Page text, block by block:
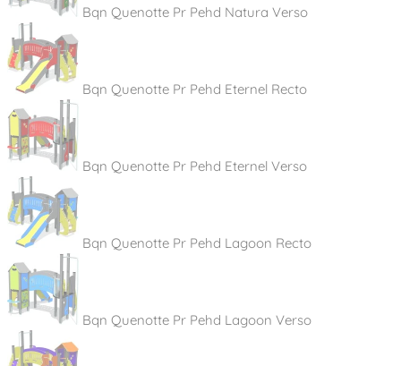
Bqn Quenotte Pr Pehd Natura Verso
Bqn Quenotte Pr Pehd Eternel Recto
Bqn Quenotte Pr Pehd Eternel Verso
Bqn Quenotte Pr Pehd Lagoon Recto
Bqn Quenotte Pr Pehd Lagoon Verso